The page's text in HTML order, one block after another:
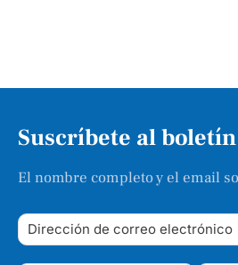
Suscríbete al boletín
El nombre completo y el email